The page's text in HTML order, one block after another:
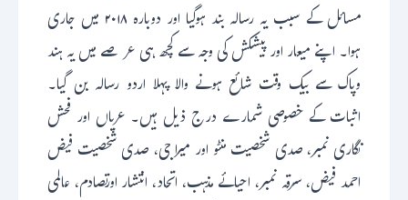
مسائل کے سبب یہ رسالہ بند ہوگیا اور دوبارہ ۲۰۱۸ میں جاری
ہوا۔ اپنے میعار اور پیشکش کی وجہ سے کچھ ہی عرصے میں یہ ہند
وپاک سے بیک وقت شائع ہونے والا پہلا اردو رسالہ بن گیا۔
اثبات کے خصوصی شمارے درج ذیل ہیں۔ عریاں اور فحش
نگاری نمبر، صدی شخصیت منٹو اور میرا جی، صدی شخصیت فیض
احمد فیض، سرقہ نمبر، احیائے مذہب، اتحاد، انتشار اورتصادم، عالمی